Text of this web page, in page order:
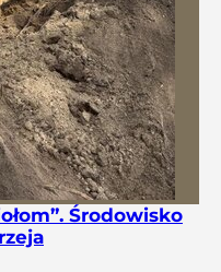
Środowisko